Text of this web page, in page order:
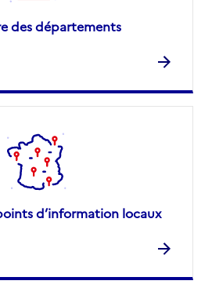
des départements
d’information locaux